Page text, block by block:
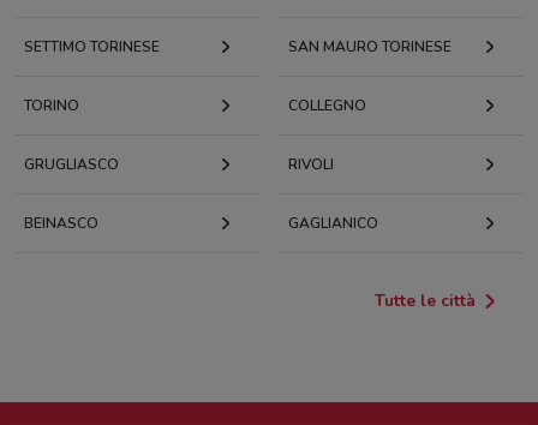
SETTIMO TORINESE SAN MAURO TORINESE
TORINO COLLEGNO
GRUGLIASCO RIVOLI
BEINASCO GAGLIANICO
Tutte le città